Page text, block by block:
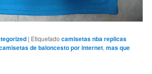
| Etiquetado camisetas nba replicas
de baloncesto por internet,mas que